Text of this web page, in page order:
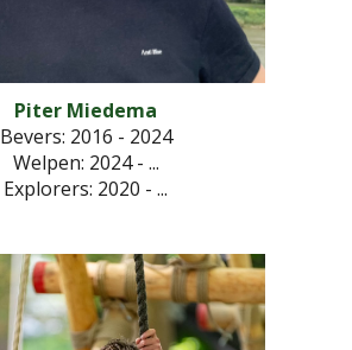
Piter Miedema
Bevers: 2016 - 2024
Welpen: 2024 - ...
Explorers: 2020 - ...